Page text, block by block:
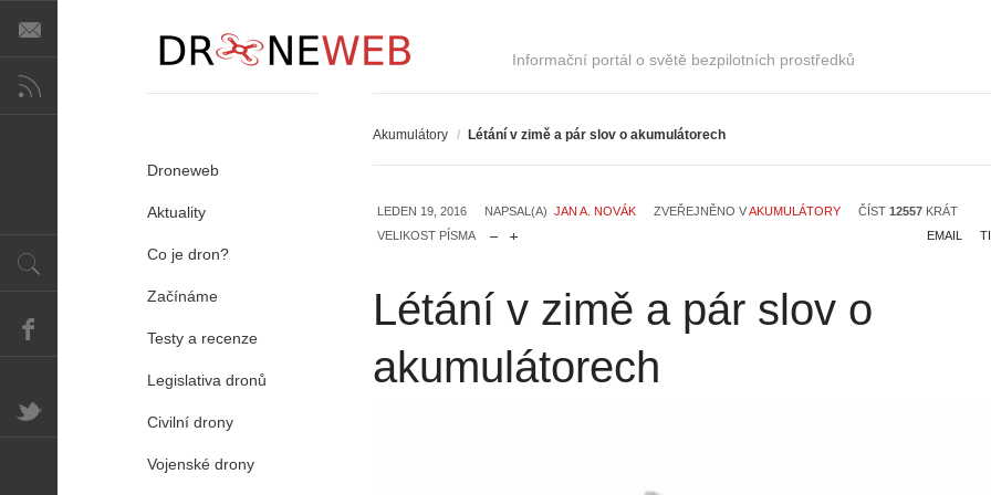
Informační portál o světě bezpilotních prostředků
Akumulátory / Létání v zimě a pár slov o akumulátorech
LEDEN 19, 2016 NAPSAL(A) JAN A. NOVÁK ZVEŘEJNĚNO VAKUMULÁTORY ČÍST 12557 KRÁT
VELIKOST PÍSMA
EMAIL
Létání v zimě a pár slov o
akumulátorech
Droneweb
Aktuality
Co je dron?
Začínáme
Testy a recenze
Legislativa dronů
Civilní drony
Vojenské drony